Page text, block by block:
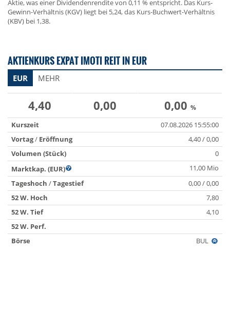
Aktie, was einer Dividendenrendite von 0,11 % entspricht. Das Kurs-
Gewinn-Verhältnis (KGV) liegt bei 5,24, das Kurs-Buchwert-Verhältnis
(KBV) bei 1,38.
AKTIENKURS EXPAT IMOTI REIT IN EUR
EUR MEHR
4,40 0,00 0,00 %
Kurszeit
07.08.2026 15:55:00
Vortag/ Eröffnung
4,40 / 0,00
Volumen (Stück)
0
Marktkap. (EUR)
11,00 Mio
Tageshoch /Tagestief
0,00 / 0,00
52 W. Hoch
7,80
52 W. Tief
4,10
52 W. Perf.
Börse
BUL